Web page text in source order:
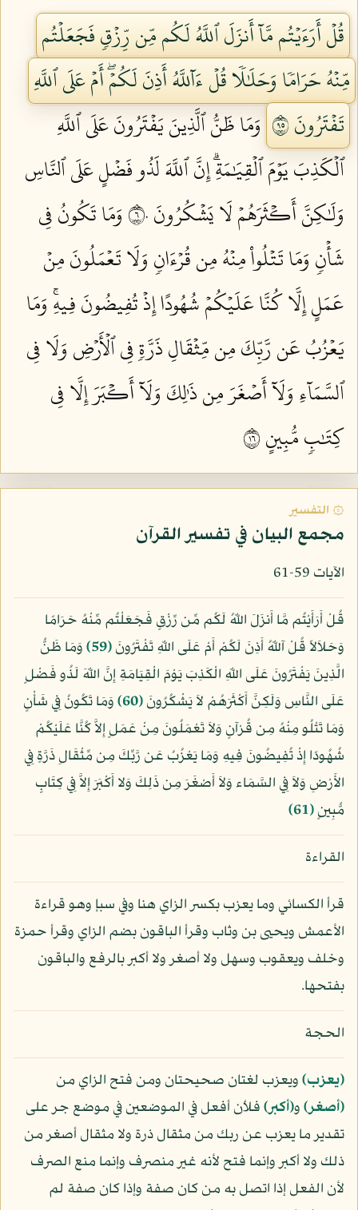
قُلۡ أَرَءَيۡتُم مَّآ أَنزَلَ ٱللَّهُ لَكُم مِّن رِّزۡقٖ فَجَعَلۡتُم
مِّنۡهُ حَرَامٗا وَحَلَٰلٗا قُلۡ ءَآللَّهُ أَذِنَ لَكُمۡۖ أَمۡ عَلَى ٱللَّهِ
تَفۡتَرُونَ ٥٩
وَمَا ظَنُّ ٱلَّذِينَ يَفۡتَرُونَ عَلَى ٱللَّهِ
ٱلۡكَذِبَ يَوۡمَ ٱلۡقِيَٰمَةِۗ إِنَّ ٱللَّهَ لَذُو فَضۡلٍ عَلَى ٱلنَّاسِ
وَلَٰكِنَّ أَكۡثَرَهُمۡ لَا يَشۡكُرُونَ ٦٠
وَمَا تَكُونُ فِي
شَأۡنٖ وَمَا تَتۡلُواْ مِنۡهُ مِن قُرۡءَانٖ وَلَا تَعۡمَلُونَ مِنۡ
عَمَلٍ إِلَّا كُنَّا عَلَيۡكُمۡ شُهُودًا إِذۡ تُفِيضُونَ فِيهِۚ وَمَا
يَعۡزُبُ عَن رَّبِّكَ مِن مِّثۡقَالِ ذَرَّةٖ فِي ٱلۡأَرۡضِ وَلَا فِي
ٱلسَّمَآءِ وَلَآ أَصۡغَرَ مِن ذَٰلِكَ وَلَآ أَكۡبَرَ إِلَّا فِي
كِتَٰبٖ مُّبِينٍ ٦١
۞ التفسير
مجمع البيان في تفسير القرآن
الآيات 59-61
قُلْ أَرَأَيْتُم مَّا أَنزَلَ اللّهُ لَكُم مِّن رِّزْقٍ فَجَعَلْتُم مِّنْهُ حَرَامًا
وَحَلاَلاً قُلْ آللّهُ أَذِنَ لَكُمْ أَمْ عَلَى اللّهِ تَفْتَرُونَ﴿59﴾
وَمَا ظَنُّ
الَّذِينَ يَفْتَرُونَ عَلَى اللّهِ الْكَذِبَ يَوْمَ الْقِيَامَةِ إِنَّ اللّهَ لَذُو فَضْلٍ
عَلَى النَّاسِ وَلَكِنَّ أَكْثَرَهُمْ لاَ يَشْكُرُونَ﴿60﴾
وَمَا تَكُونُ فِي شَأْنٍ
وَمَا تَتْلُو مِنْهُ مِن قُرْآنٍ وَلاَ تَعْمَلُونَ مِنْ عَمَلٍ إِلاَّ كُنَّا عَلَيْكُمْ
شُهُودًا إِذْ تُفِيضُونَ فِيهِ وَمَا يَعْزُبُ عَن رَّبِّكَ مِن مِّثْقَالِ ذَرَّةٍ فِي
الأَرْضِ وَلاَ فِي السَّمَاء وَلاَ أَصْغَرَ مِن ذَلِكَ وَلا أَكْبَرَ إِلاَّ فِي كِتَابٍ
مُّبِينٍ﴿61﴾
القراءة
قرأ الكسائي وما يعزب بكسر الزاي هنا وفي سبإ وهو قراءة
الأعمش ويحيى بن وثاب وقرأ الباقون بضم الزاي وقرأ حمزة
وخلف ويعقوب وسهل ولا أصغر ولا أكبر بالرفع والباقون
بفتحها.
الحجة
﴿يعزب﴾ويعزب لغتان صحيحتان ومن فتح الزاي من
﴿أصغر﴾و﴿أكبر﴾فلأن أفعل في الموضعين في موضع جر على
تقدير ما يعزب عن ربك من مثقال ذرة ولا مثقال أصغر من
ذلك ولا أكبر وإنما فتح لأنه غير منصرف وإنما منع الصرف
لأن الفعل إذا اتصل به من كان صفة وإذا كان صفة لم